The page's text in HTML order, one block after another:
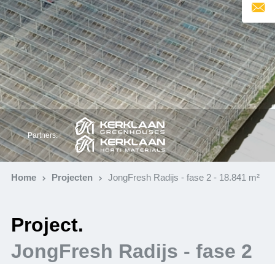
Partners:
Home Projecten JongFresh Radijs - fase 2 - 18.841 m²
Project.
JongFresh Radijs - fase 2